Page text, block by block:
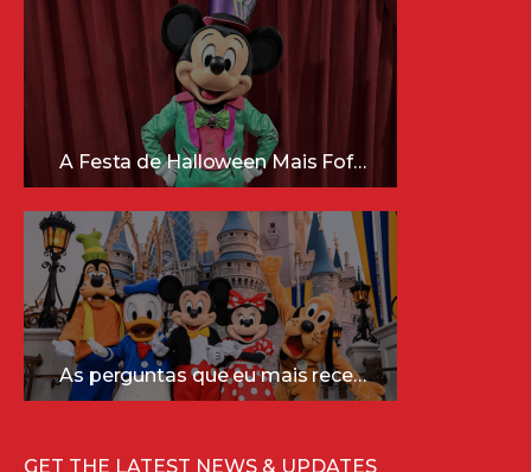
A Festa de Halloween Mais Fofa da Disney Está Chegando!
As perguntas que eu mais recebo sobre a Disney (e as respostas mais sinceras!)
GET THE LATEST NEWS & UPDATES